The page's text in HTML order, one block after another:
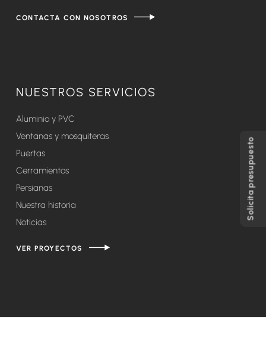
Solicita presupuesto
CONTACTA CON NOSOTROS
NUESTROS SERVICIOS
Aluminio y PVC
Ventanas y mosquiteras
Puertas
Cerramientos
Persianas
Nuestra historia
Noticias
VER PROYECTOS